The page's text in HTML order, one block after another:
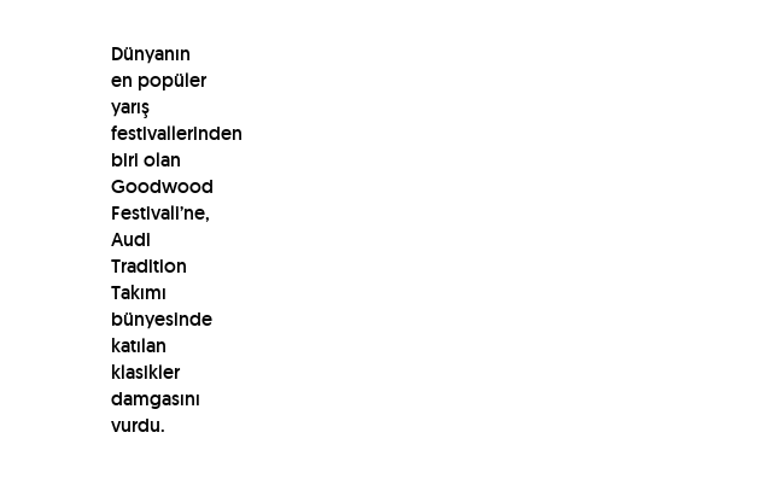
Dünyanın
en popüler
yarış
festivallerinden
biri olan
Goodwood
Festivali’ne,
Audi
Tradition
Takımı
bünyesinde
katılan
klasikler
damgasını
vurdu.